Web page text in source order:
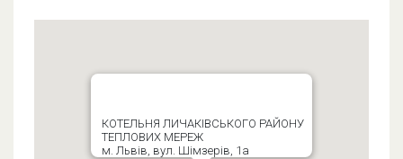
КОТЕЛЬНЯ ЛИЧАКІВСЬКОГО РАЙОНУ
ТЕПЛОВИХ МЕРЕЖ
м. Львів, вул. Шімзерів, 1а